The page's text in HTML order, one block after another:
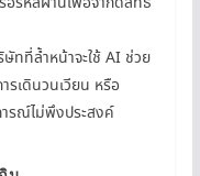
ษัทที่ล้ำหน้าจะใช้ AI ช่วย
รเดินวนเวียน หรือ
รณ์ไม่พึงประสงค์